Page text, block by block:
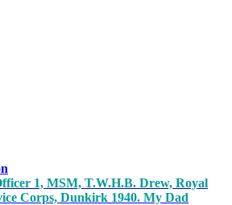
1, MSM, T.W.H.B. Drew, Royal
Corps, Dunkirk 1940. My Dad